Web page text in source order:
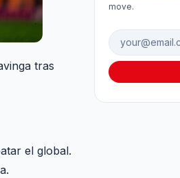
tras
el global.
move.
Email address